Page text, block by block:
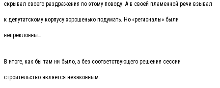
скрывал своего раздражения по этому поводу. А в своей пламенной речи взывал
к депутатскому корпусу хорошенько подумать. Но «регионалы» были
непреклонны…
В итоге, как бы там ни было, а без соответствующего решения сессии
строительство является незаконным.